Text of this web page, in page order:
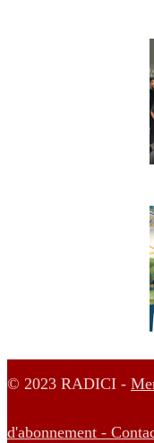
© 2023 RADICI -
d'abonnement -